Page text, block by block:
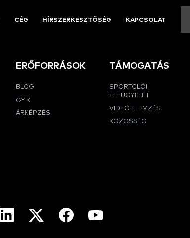
CÉG HÍRSZERKESZTŐSÉG KAPCSOLAT
ERŐFORRÁSOK
BLOG
GYIK
ÁRKÉPZÉS
TÁMOGATÁS
SPORTOLÓI
FELÜGYELET
VIDEÓ ELEMZÉS
KÖZÖSSÉG